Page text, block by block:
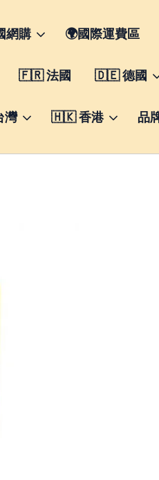
網購 🌍國際運費區
🇫🇷 法國 🇩🇪 德國
🇭🇰 香港 品